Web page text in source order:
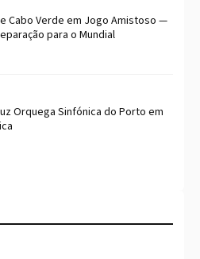
Cabo Verde em Jogo Amistoso —
para o Mundial
Orquega Sinfónica do Porto em